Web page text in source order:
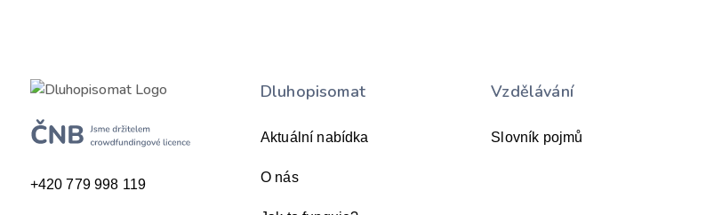
+420 779 998 119
Dluhopisomat
Aktuální nabídka
O nás
Vzdělávání
Slovník pojmů